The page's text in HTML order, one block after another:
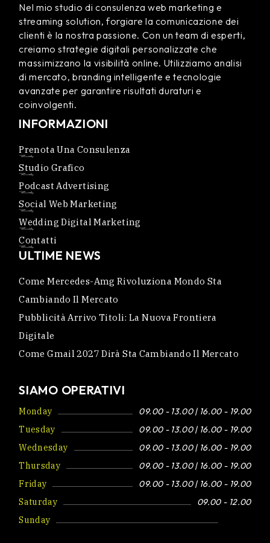
Nel mio studio di consulenza web marketing e
streaming solution, forgiare la comunicazione dei
clienti è la nostra passione. Con un team di esperti,
creiamo strategie digitali personalizzate che
massimizzano la visibilità online. Utilizziamo analisi
di mercato, branding intelligente e tecnologie
avanzate per garantire risultati duraturi e
coinvolgenti.
INFORMAZIONI
Prenota Una Consulenza
Studio Grafico
Podcast Advertising
Social Web Marketing
Wedding Digital Marketing
Contatti
ULTIME NEWS
Come Mercedes-Amg Rivoluziona Mondo Sta
Cambiando Il Mercato
Pubblicità Arrivo Titoli: La Nuova Frontiera
Digitale
Come Gmail 2027 Dirà Sta Cambiando Il Mercato
SIAMO OPERATIVI
Monday
09.00 - 13.00 | 16.00 - 19.00
Tuesday
09.00 - 13.00 | 16.00 - 19.00
Wednesday
09.00 - 13.00 | 16.00 - 19.00
Thursday
09.00 - 13.00 | 16.00 - 19.00
Friday
09.00 - 13.00 | 16.00 - 19.00
Saturday
09.00 - 12.00
Sunday